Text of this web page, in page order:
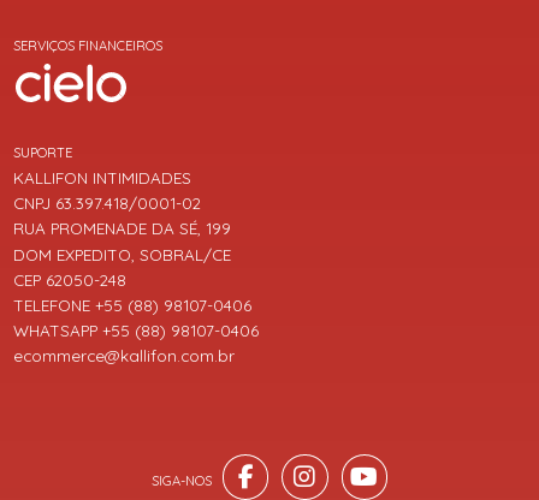
SERVIÇOS FINANCEIROS
SUPORTE
KALLIFON INTIMIDADES
CNPJ 63.397.418/0001-02
RUA PROMENADE DA SÉ, 199
DOM EXPEDITO, SOBRAL/CE
CEP 62050-248
TELEFONE +55 (88) 98107-0406
WHATSAPP +55 (88) 98107-0406
ecommerce@kallifon.com.br